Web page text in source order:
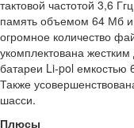
тактовой частотой 3,6
память объемом 64 Мб и
огромное количество
укомплектована
батареи Li-pol емкостью
Также
шасси.
Плюсы